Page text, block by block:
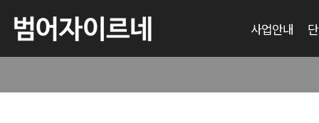
사업안내